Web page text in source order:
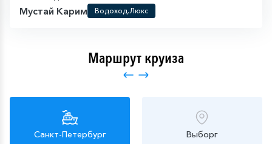
Мустай Карим Водоход.Люкс
Маршрут круиза
Санкт-Петербург Выборг